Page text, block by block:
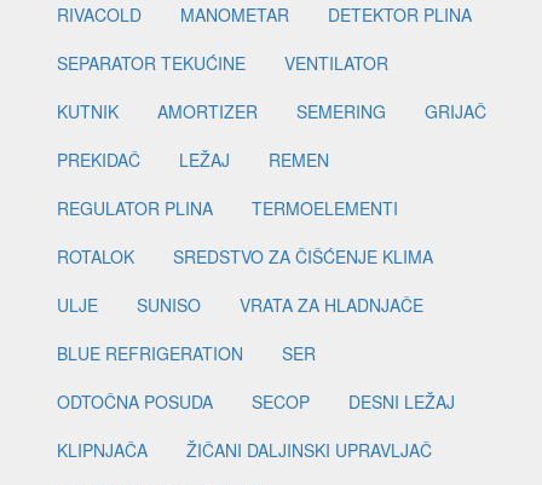
RIVACOLD MANOMETAR
DETEKTOR PLINA
SEPARATOR TEKUĆINE
VENTILATOR
KUTNIK
AMORTIZER SEMERING
GRIJAČ
PREKIDAČ
LEŽAJ
REMEN
REGULATOR PLINA
TERMOELEMENTI
ROTALOK
SREDSTVO ZA ČIŠĆENJE KLIMA
ULJE
SUNISO
VRATA ZA HLADNJAČE
BLUE REFRIGERATION
SER
ODTOČNA POSUDA
SECOP
DESNI LEŽAJ
KLIPNJAČA
ŽIČANI DALJINSKI UPRAVLJAČ